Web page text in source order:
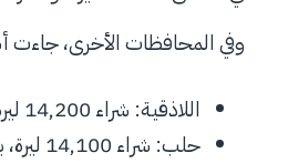
وفي المحافظات الأخرى، جاءت
اللاذقية: شراء 14,200 ليرة، بيع 14,300 ليرة
حلب: شراء 14,100 ليرة، بيع 14,200 ليرة